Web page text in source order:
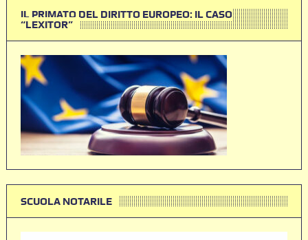
IL PRIMATO DEL DIRITTO EUROPEO: IL CASO
“LEXITOR”
SCUOLA NOTARILE